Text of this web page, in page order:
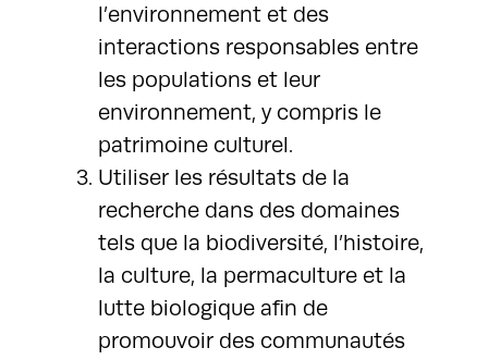
l’environnement et des
interactions responsables entre
les populations et leur
environnement, y compris le
patrimoine culturel.
Utiliser les résultats de la
recherche dans des domaines
tels que la biodiversité, l’histoire,
la culture, la permaculture et la
lutte biologique afin de
promouvoir des communautés